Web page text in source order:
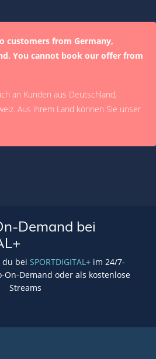
customers from Germany,
You cannot book our offer from
an Kunden aus Deutschland,
Aus ihrem Land können Sie unser
Demand bei
du bei SPORTDIGITAL+im 24/7-
On-Demand oder als kostenlose
Streams